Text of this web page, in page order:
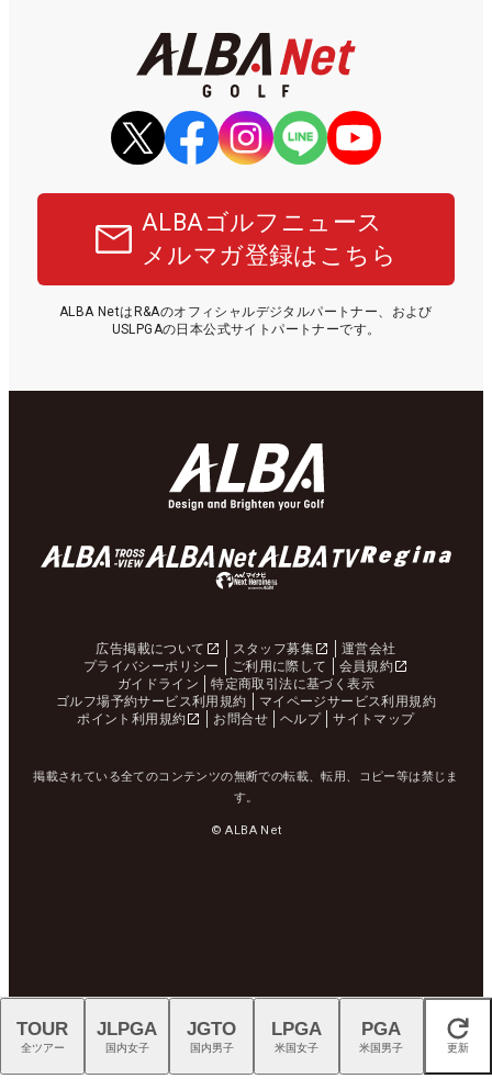
ALBAゴルフニュース
メルマガ登録はこちら
ALBA NetはR&Aのオフィシャルデジタルパートナー、および
USLPGAの日本公式サイトパートナーです。
広告掲載について スタッフ募集
運営会社
プライバシーポリシー
ご利用に際して
会員規約
ガイドライン
特定商取引法に基づく表示
ゴルフ場予約サービス利用規約
マイページサービス利用規約
ポイント利用規約
お問合せ ヘルプ サイトマップ
掲載されている全てのコンテンツの無断での転載、転用、コピー等は禁じま
す。
© ALBA Net
閉じる
TOUR
全ツアー
JLPGA
国内女子
JGTO
国内男子
LPGA
米国女子
PGA
米国男子 更新